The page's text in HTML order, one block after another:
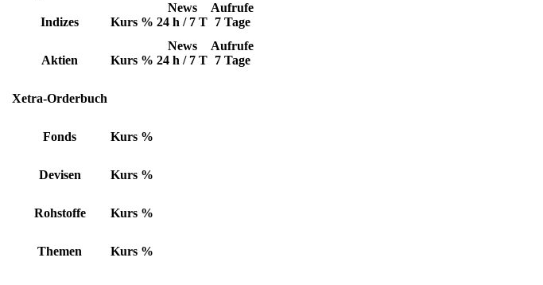
Indizes Kurs %
News
24 h / 7 T
Aufrufe
7 Tage
Aktien Kurs %
News
24 h / 7 T
Aufrufe
7 Tage
Xetra-Orderbuch
Fonds Kurs %
Devisen Kurs %
Rohstoffe Kurs %
Themen Kurs %